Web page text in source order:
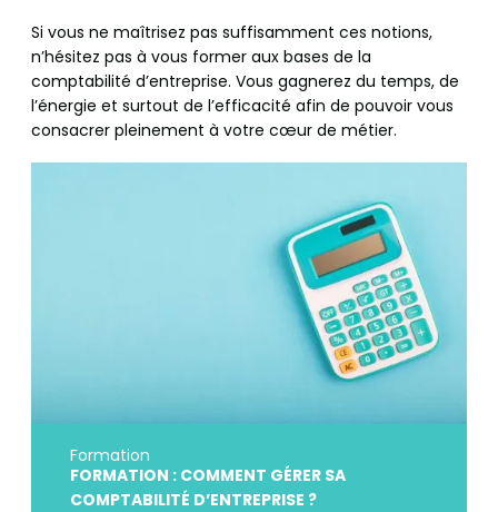
Si vous ne maîtrisez pas suffisamment ces notions,
n’hésitez pas à vous former aux bases de la
comptabilité d’entreprise. Vous gagnerez du temps, de
l’énergie et surtout de l’efficacité afin de pouvoir vous
consacrer pleinement à votre cœur de métier.
Formation
FORMATION : COMMENT GÉRER SA
COMPTABILITÉ D’ENTREPRISE ?